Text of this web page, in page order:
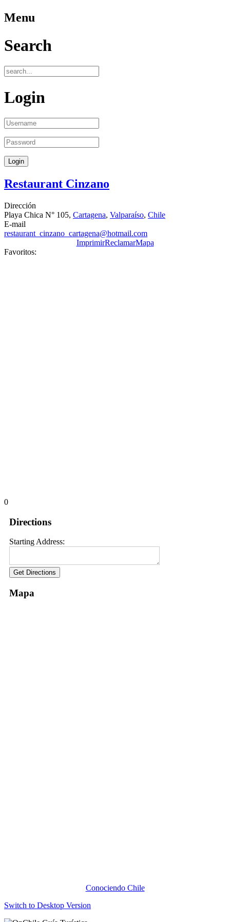
Menu
Search
Login
Restaurant Cinzano
Dirección
Playa Chica N° 105, Cartagena, Valparaíso, Chile
E-mail
restaurant_cinzano_cartagena@hotmail.com
ImprimirReclamarMapa
Favoritos:
0
Directions
Starting Address:
Mapa
Conociendo Chile
Switch to Desktop Version